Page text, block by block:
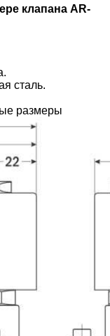
клапана AR-
сталь.
размеры